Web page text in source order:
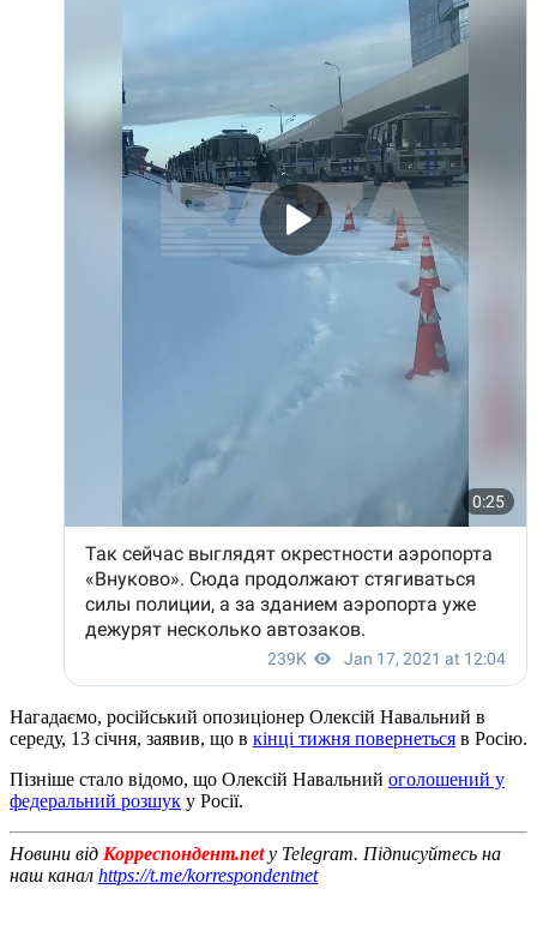
Нагадаємо, російський опозиціонер Олексій Навальний в
середу, 13 січня, заявив, що в кінці тижня повернеться в Росію.
Пізніше стало відомо, що Олексій Навальний оголошений у
федеральний розшук у Росії.
Новини від Корреспондент.netу Telegram. Підписуйтесь на
наш канал https://t.me/korrespondentnet